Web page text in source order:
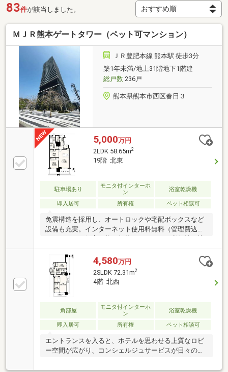
83件が該当しました。
ＭＪＲ熊本ゲートタワー（ペット可マンション）
ＪＲ豊肥本線 熊本駅 徒歩3分
築1年未満/地上31階地下1階建
総戸数236戸
熊本県熊本市西区春日３
5,000万円
2LDK 58.65m2
19階 北東
駐車場あり
モニタ付インターホ
ン
浴室乾燥機
即入居可 所有権 ペット相談可
免震構造を採用し、オートロックや宅配ボックスなど
設備も充実。インターネット使用料無料（管理費込
適性を兼ね備えた駅前タワーレジデンスです。※バル
コニー向き：北東向き
4,580万円
2SLDK 72.31m2
4階 北西
角部屋
モニタ付インターホ
ン
浴室乾燥機
即入居可 所有権 ペット相談可
エントランスを入ると、ホテルを思わせる上質なロビ
ー空間が広がり、コンシェルジュサービスが日々の暮
ーラウンジやスカイラウンジを完備。読書を楽しんだ